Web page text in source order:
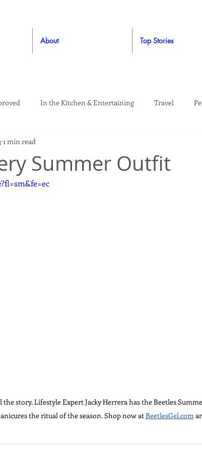
About Top Stories
In the Kitchen & Entertaining Travel
Style
Home
Summer Outfit
1 min read
story. Lifestyle Expert Jacky Herrera has the Beetles
the ritual of the season. Shop now at BeetlesGel.com